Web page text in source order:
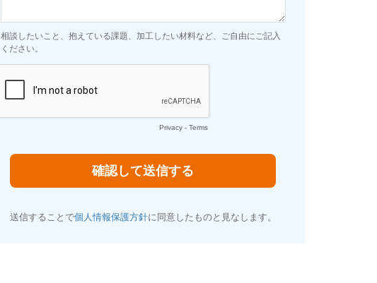
相談したいこと、抱えている課題、加工したい材料など、ご自由にご記入
ください。
Privacy- Terms
送信することで個人情報保護方針に同意したものと見なします。